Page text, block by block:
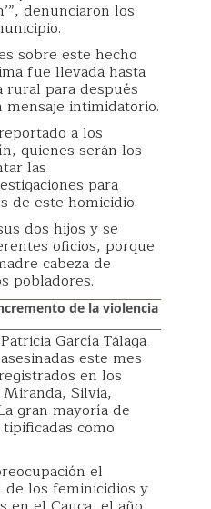
denunciaron los
sobre este hecho
fue llevada hasta
rural para después
mensaje intimidatorio.
a los
quienes serán los
las
para
de este homicidio.
dos hijos y se
oficios, porque
cabeza de
pobladores.
de la violencia
García Tálaga
este mes
en los
Silvia,
gran mayoría de
como
el
de los feminicidios y